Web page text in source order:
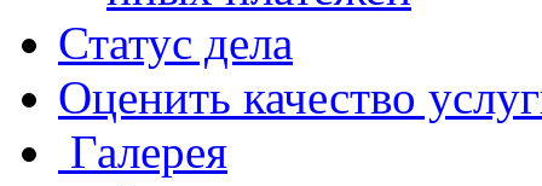
Статус дела
Оценить качество
Галерея